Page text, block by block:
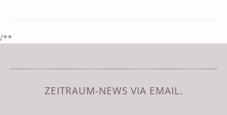
/**
ZEITRAUM-NEWS VIA EMAIL.